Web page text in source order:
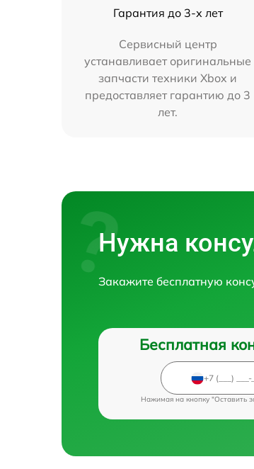
Гарантия до 3-х лет
Сервисный центр
устанавливает оригинальные
запчасти техники Xbox и
предоставляет гарантию до 3
лет.
Нужна
Закажите бесплатную
Бесплатная
Нажимая на кнопку "Оставить